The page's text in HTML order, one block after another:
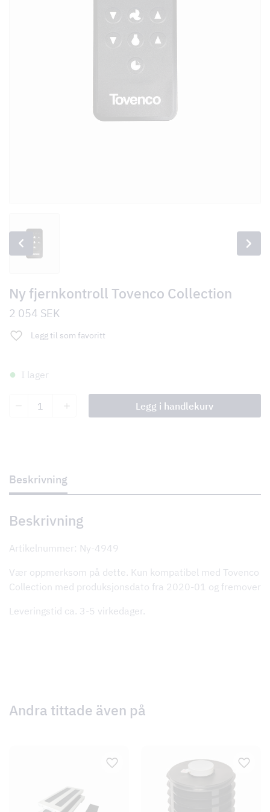
Ny fjernkontroll Tovenco Collection
2 054 SEK
Legg til som favoritt
I lager
fjernkontroll
Legg i handlekurv
Beskrivning
Beskrivning
Artikelnummer: Ny-4949
Vær oppmerksom på dette. Kun kompatibel med Tovenco
Collection med produksjonsdato fra 2020-01 og fremover
Leveringstid ca. 3-5 virkedager.
Andra tittade även på